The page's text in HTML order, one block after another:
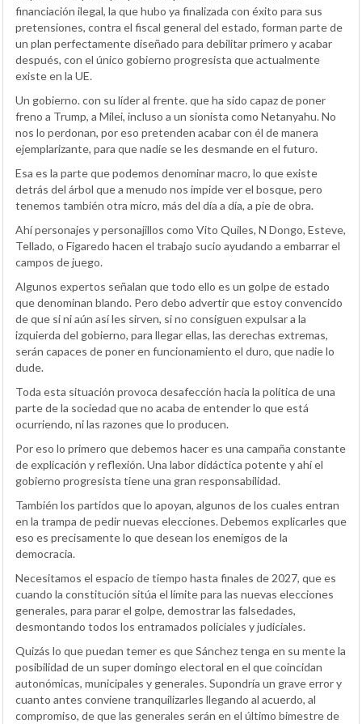
financiación ilegal, la que hubo ya finalizada con éxito para sus
pretensiones, contra el fiscal general del estado, forman parte de
un plan perfectamente diseñado para debilitar primero y acabar
después, con el único gobierno progresista que actualmente
existe en la UE.
Un gobierno. con su líder al frente. que ha sido capaz de poner
freno a Trump, a Milei, incluso a un sionista como Netanyahu. No
nos lo perdonan, por eso pretenden acabar con él de manera
ejemplarizante, para que nadie se les desmande en el futuro.
Esa es la parte que podemos denominar macro, lo que existe
detrás del árbol que a menudo nos impide ver el bosque, pero
tenemos también otra micro, más del día a día, a pie de obra.
Ahí personajes y personajillos como Vito Quiles, N Dongo, Esteve,
Tellado, o Figaredo hacen el trabajo sucio ayudando a embarrar el
campos de juego.
Algunos expertos señalan que todo ello es un golpe de estado
que denominan blando. Pero debo advertir que estoy convencido
de que si ni aún así les sirven, si no consiguen expulsar a la
izquierda del gobierno, para llegar ellas, las derechas extremas,
serán capaces de poner en funcionamiento el duro, que nadie lo
dude.
Toda esta situación provoca desafección hacia la política de una
parte de la sociedad que no acaba de entender lo que está
ocurriendo, ni las razones que lo producen.
Por eso lo primero que debemos hacer es una campaña constante
de explicación y reflexión. Una labor didáctica potente y ahí el
gobierno progresista tiene una gran responsabilidad.
También los partidos que lo apoyan, algunos de los cuales entran
en la trampa de pedir nuevas elecciones. Debemos explicarles que
eso es precisamente lo que desean los enemigos de la
democracia.
Necesitamos el espacio de tiempo hasta finales de 2027, que es
cuando la constitución sitúa el límite para las nuevas elecciones
generales, para parar el golpe, demostrar las falsedades,
desmontando todos los entramados policiales y judiciales.
Quizás lo que puedan temer es que Sánchez tenga en su mente la
posibilidad de un super domingo electoral en el que coincidan
autonómicas, municipales y generales. Supondría un grave error y
cuanto antes conviene tranquilizarles llegando al acuerdo, al
compromiso, de que las generales serán en el último bimestre de